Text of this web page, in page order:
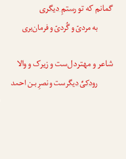
گمانم که تورستمِ دیگری
به مردیّ و گُردیّ و فرمان‌بری
شاعر و مهتردل‌ست و زیرک و والا
رودکیِّ دیگر‌ست و نصرِ بـن احمد